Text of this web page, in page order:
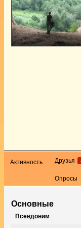
Активность Друзья
Опросы
Основные
Псевдоним